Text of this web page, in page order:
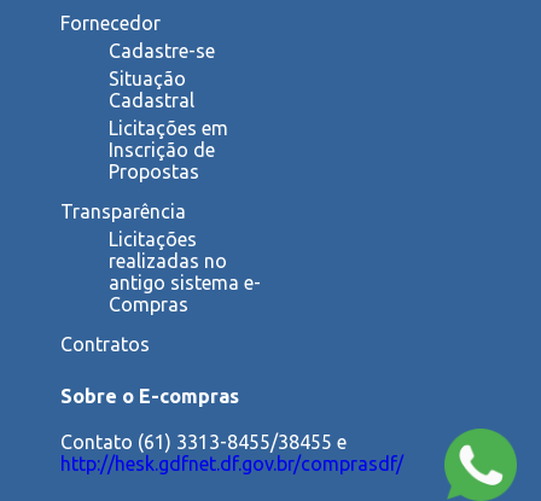
Fornecedor
Cadastre-se
Situação
Cadastral
Licitações em
Inscrição de
Propostas
Transparência
Licitações
realizadas no
antigo sistema e-
Compras
Contratos
Sobre o E-compras
Contato (61) 3313-8455/38455 e
http://hesk.gdfnet.df.gov.br/comprasdf/